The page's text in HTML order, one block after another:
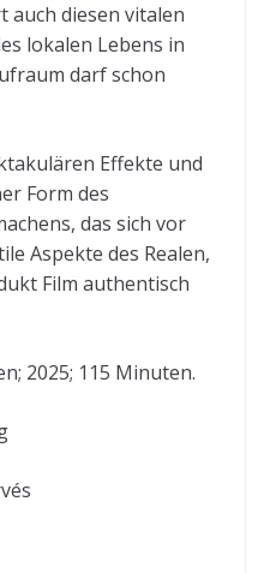
auch diesen vitalen
lokalen Lebens in
darf schon
Effekte und
Form des
das sich vor
Aspekte des Realen,
Film authentisch
2025; 115 Minuten.